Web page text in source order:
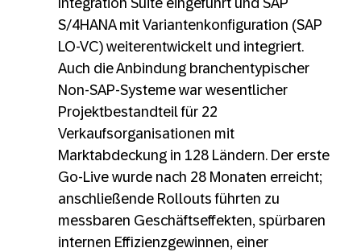
Integration Suite eingeführt und SAP
S/4HANA mit Variantenkonfiguration (SAP
LO-VC) weiterentwickelt und integriert.
Auch die Anbindung branchentypischer
Non-SAP-Systeme war wesentlicher
Projektbestandteil für 22
Verkaufsorganisationen mit
Marktabdeckung in 128 Ländern. Der erste
Go-Live wurde nach 28 Monaten erreicht;
anschließende Rollouts führten zu
messbaren Geschäftseffekten, spürbaren
internen Effizienzgewinnen, einer